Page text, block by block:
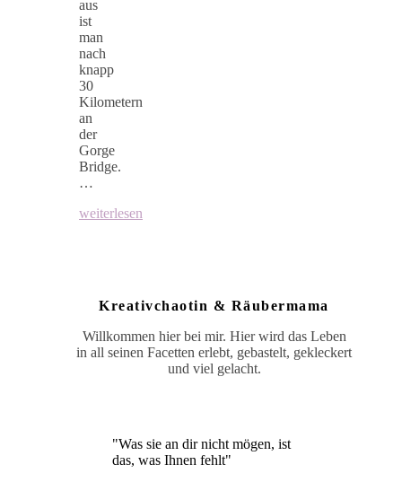
aus
ist
man
nach
knapp
30
Kilometern
an
der
Gorge
Bridge.
…
weiterlesen
Kreativchaotin & Räubermama
Willkommen hier bei mir. Hier wird das Leben
in all seinen Facetten erlebt, gebastelt, gekleckert
und viel gelacht.
"Was sie an dir nicht mögen, ist
das, was Ihnen fehlt"